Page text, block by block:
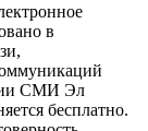
в
СМИ Эл
бесплатно.